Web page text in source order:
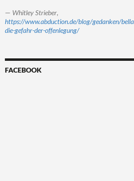
— Whitley Strieber,
https://www.abduction.de/blog/gedanken/
die-gefahr-der-offenlegung/
FACEBOOK